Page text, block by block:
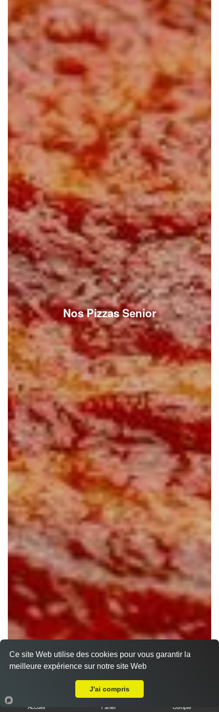
Nos Pizzas Senior
Accueil Panier Compte
Ce site Web utilise des cookies pour vous garantir la
meilleure expérience sur notre site Web
J'ai compris